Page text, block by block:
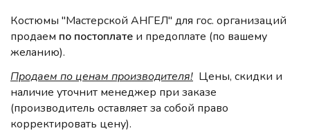
Костюмы "Мастерской АНГЕЛ" для гос. организаций
продаем по постоплате и предоплате (по вашему
желанию).
Продаем по ценам производителя! Цены, скидки и
наличие уточнит менеджер при заказе
(производитель оставляет за собой право
корректировать цену).